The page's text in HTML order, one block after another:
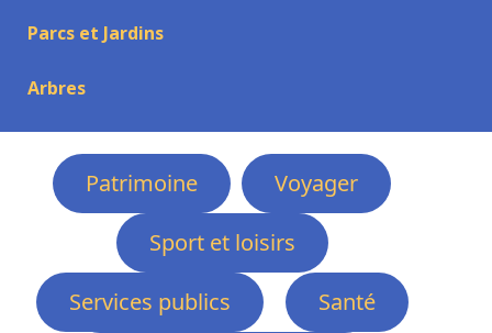
Parcs et Jardins
Arbres
Patrimoine
Voyager
Sport et loisirs
Services publics
Santé